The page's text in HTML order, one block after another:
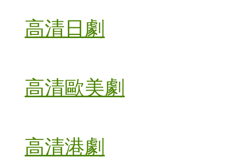
高清日劇
高清歐美劇
高清港劇